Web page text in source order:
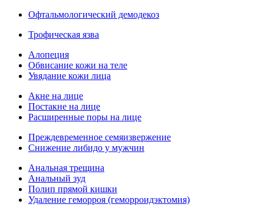
Офтальмологический демодекоз
Трофическая язва
Алопеция
Обвисание кожи на теле
Увядание кожи лица
Акне на лице
Постакне на лице
Расширенные поры на лице
Преждевременное семяизвержение
Снижение либидо у мужчин
Анальная трещина
Анальный зуд
Полип прямой кишки
Удаление геморроя (геморроидэктомия)